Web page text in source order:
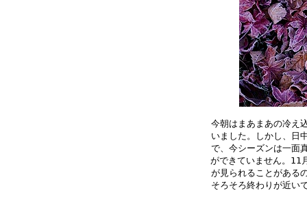
今朝はまあまあの冷え
いました。しかし、日
で、今シーズンは一面
ができていません。11
が見られることがある